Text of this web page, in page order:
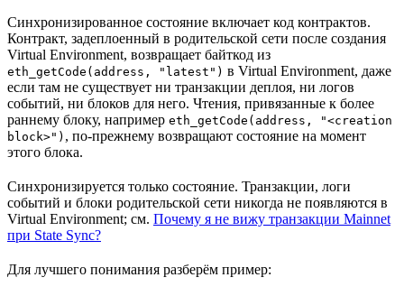
Синхронизированное состояние включает код контрактов.
Контракт, задеплоенный в родительской сети после создания
Virtual Environment, возвращает байткод из
eth_getCode(address, "latest") в Virtual Environment, даже
если там не существует ни транзакции деплоя, ни логов
событий, ни блоков для него. Чтения, привязанные к более
раннему блоку, например eth_getCode(address, "<creation
block>") , по-прежнему возвращают состояние на момент
этого блока.
Синхронизируется только состояние. Транзакции, логи
событий и блоки родительской сети никогда не появляются в
Virtual Environment; см. Почему я не вижу транзакции Mainnet
при State Sync?
Для лучшего понимания разберём пример: